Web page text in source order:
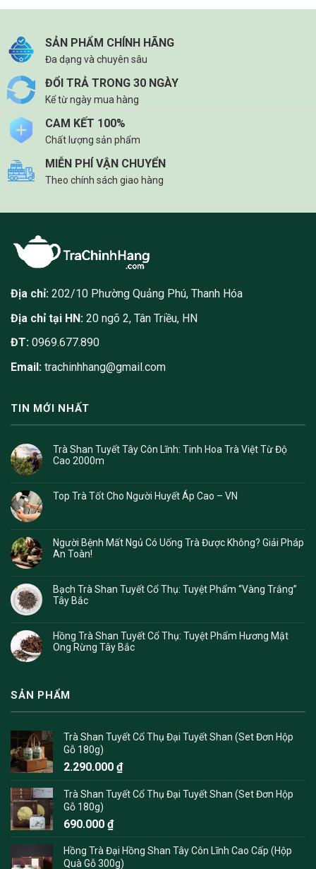
SẢN PHẨM CHÍNH HÃNG
Đa dạng và chuyên sâu
ĐỔI TRẢ TRONG 30 NGÀY
Kể từ ngày mua hàng
CAM KẾT 100%
Chất lượng sản phẩm
MIỄN PHÍ VẬN CHUYỂN
Theo chính sách giao hàng
Địa chỉ: 202/10 Phường Quảng Phú, Thanh Hóa
Địa chỉ tại HN: 20 ngõ 2, Tân Triều, HN
ĐT: 0969.677.890
Email: trachinhhang@gmail.com
TIN MỚI NHẤT
Trà Shan Tuyết Tây Côn Lĩnh: Tinh Hoa Trà Việt Từ Độ
Cao 2000m
Top Trà Tốt Cho Người Huyết Áp Cao – VN
Người Bệnh Mất Ngủ Có Uống Trà Được Không? Giải Pháp
An Toàn!
Bạch Trà Shan Tuyết Cổ Thụ: Tuyệt Phẩm “Vàng Trắng”
Tây Bắc
Hồng Trà Shan Tuyết Cổ Thụ: Tuyệt Phẩm Hương Mật
Ong Rừng Tây Bắc
SẢN PHẨM
Trà Shan Tuyết Cổ Thụ Đại Tuyết Shan (Set Đơn Hộp
Gỗ 180g)
2.290.000 ₫
Trà Shan Tuyết Cổ Thụ Đại Tuyết Shan (Set Đơn Hộp
Gỗ 180g)
690.000 ₫
Hồng Trà Đại Hồng Shan Tây Côn Lĩnh Cao Cấp (Hộp
Quà Gỗ 300g)